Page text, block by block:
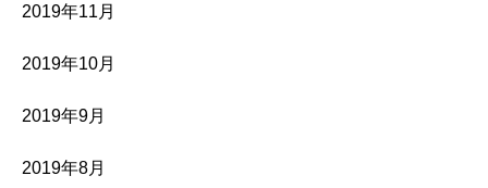
2019年11月
2019年10月
2019年9月
2019年8月